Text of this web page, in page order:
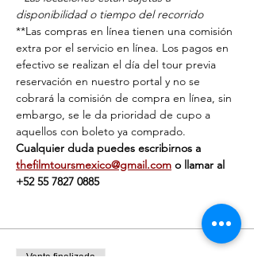
disponibilidad o tiempo del recorrido
**Las compras en línea tienen una comisión
extra por el servicio en línea. Los pagos en
efectivo se realizan el día del tour previa
reservación en nuestro portal y no se
cobrará la comisión de compra en línea, sin
embargo, se le da prioridad de cupo a
aquellos con boleto ya comprado.
Cualquier duda puedes escribirnos a
thefilmtoursmexico@gmail.com o llamar al
‭+52 55 7827 0885‬
Venta finalizada